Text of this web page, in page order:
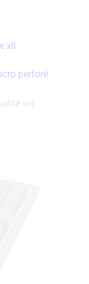
x8
perforé
or)